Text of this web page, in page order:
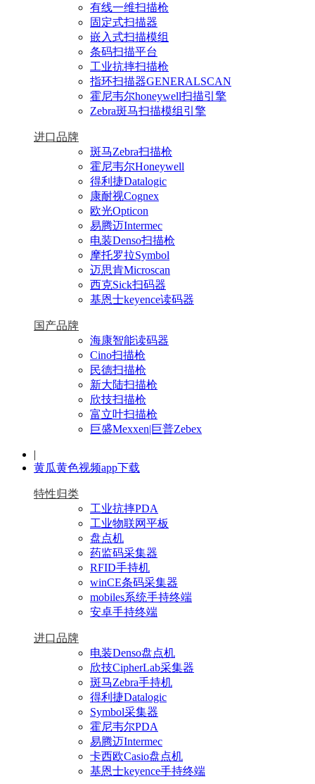
有线一维扫描枪
固定式扫描器
嵌入式扫描模组
条码扫描平台
工业抗摔扫描枪
指环扫描器GENERALSCAN
霍尼韦尔honeywell扫描引擎
Zebra斑马扫描模组引擎
进口品牌
斑马Zebra扫描枪
霍尼韦尔Honeywell
得利捷Datalogic
康耐视Cognex
欧光Opticon
易腾迈Intermec
电装Denso扫描枪
摩托罗拉Symbol
迈思肯Microscan
西克Sick扫码器
基恩士keyence读码器
国产品牌
海康智能读码器
Cino扫描枪
民德扫描枪
新大陆扫描枪
欣技扫描枪
富立叶扫描枪
巨盛Mexxen|巨普Zebex
|
黄瓜黄色视频app下载
特性归类
工业抗摔PDA
工业物联网平板
盘点机
药监码采集器
RFID手持机
winCE条码采集器
mobiles系统手持终端
安卓手持终端
进口品牌
电装Denso盘点机
欣技CipherLab采集器
斑马Zebra手持机
得利捷Datalogic
Symbol采集器
霍尼韦尔PDA
易腾迈Intermec
卡西欧Casio盘点机
基恩士keyence手持终端